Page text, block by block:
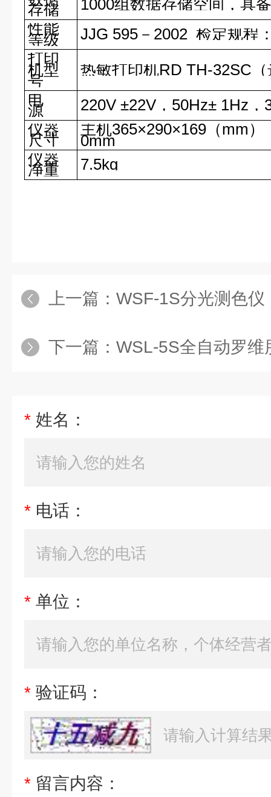
存储 1000组数据存储空间，具
性能
等级 JJG 595 －2002 检定规程
打印
机型
号
热敏打印机RD TH-32SC
电
源 220V ±22V，50Hz± 1Hz，
仪器
尺寸
主机365×290×169（mm
0mm
仪器
净重 7.5kg
上一篇： WSF-1S分光测色仪
下一篇： WSL-5S全自动罗维
* 姓名：
* 电话：
* 单位：
* 验证码：
* 留言内容：